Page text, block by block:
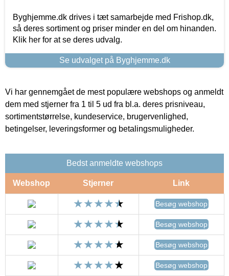
Byghjemme.dk drives i tæt samarbejde med Frishop.dk,
så deres sortiment og priser minder en del om hinanden.
Klik her for at se deres udvalg.
Se udvalget på Byghjemme.dk
Vi har gennemgået de mest populære webshops og anmeldt
dem med stjerner fra 1 til 5 ud fra bl.a. deres prisniveau,
sortimentstørrelse, kundeservice, brugervenlighed,
betingelser, leveringsformer og betalingsmuligheder.
Bedst anmeldte webshops
Webshop Stjerner Link
Besøg webshop
Besøg webshop
Besøg webshop
Besøg webshop